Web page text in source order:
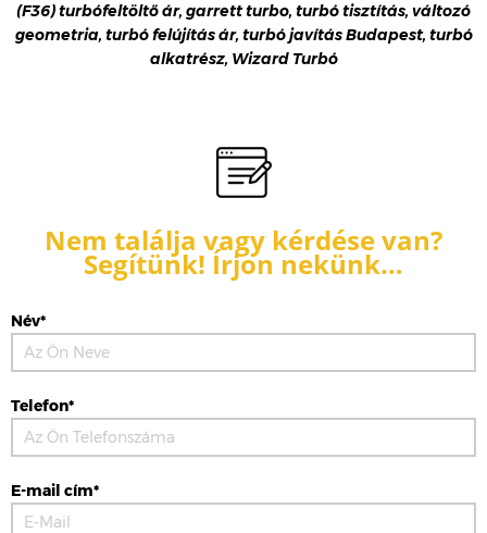
(F36) turbófeltöltő ár, garrett turbo, turbó tisztítás, változó
geometria, turbó felújítás ár, turbó javítás Budapest, turbó
alkatrész, Wizard Turbó
Nem találja vagy kérdése van?
Segítünk! Írjon nekünk…
Név*
Telefon*
E-mail cím*